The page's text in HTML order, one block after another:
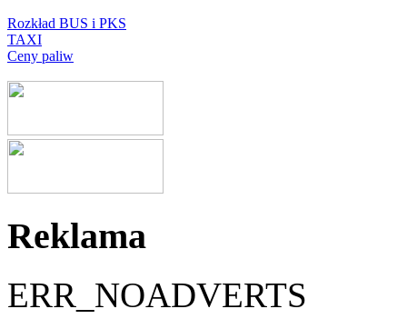
Rozkład BUS i PKS
TAXI
Ceny paliw
Reklama
ERR_NOADVERTS